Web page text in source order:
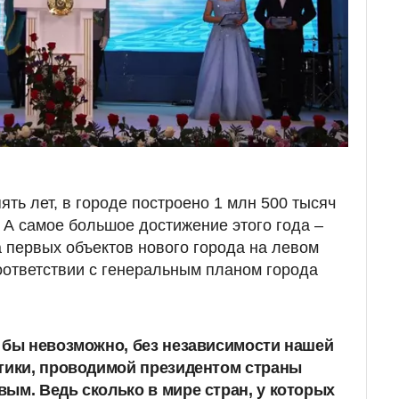
лет, в городе построено 1 млн 500 тысяч
самое большое достижение этого года –
первых объектов нового города на левом
с генеральным планом города
невозможно, без независимости нашей
проводимой президентом страны
Ведь сколько в мире стран, у которых